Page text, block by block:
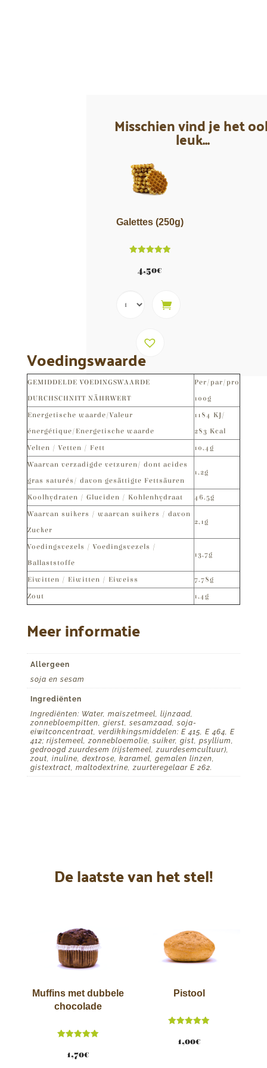
Misschien vind je het
leuk...
Galettes (250g)
5.00
van 5
4,50€
Voedingswaarde
GEMIDDELDE VOEDINGSWAARDE
DURCHSCHNITT NÄHRWERT
Per/par/pro
100g
Energetische waarde/Valeur
énergétique/Energetische waarde
1184 KJ/
283 Kcal
Velten / Vetten / Fett
10,4g
Waarvan verzadigde vetzuren/ dont acides
gras saturés/ davon gesättigte Fettsäuren
1,2g
Koolhydraten / Gluciden / Kohlenhydraat
46.5g
Waarvan suikers / waarvan suikers / davon
Zucker
2,1g
Voedingsvezels / Voedingsvezels /
Ballaststoffe
13,7g
Eiwitten / Eiwitten / Eiweiss
7.78g
Zout
1,4g
Meer informatie
Allergeen
soja en sesam
Ingrediënten
Ingrediënten: Water, maïszetmeel, lijnzaad,
zonnebloempitten, gierst, sesamzaad, soja-
eiwitconcentraat, verdikkingsmiddelen: E 415, E 464, E
412; rijstemeel, zonnebloemolie, suiker, gist, psyllium,
gedroogd zuurdesem (rijstemeel, zuurdesemcultuur),
zout, inuline, dextrose, karamel, gemalen linzen,
gistextract, maltodextrine, zuurteregelaar E 262.
De laatste van het stel!
Muffins met dubbele
chocolade
5.00
van 5
1,70€
Pistool
5.00
van 5
1,00€